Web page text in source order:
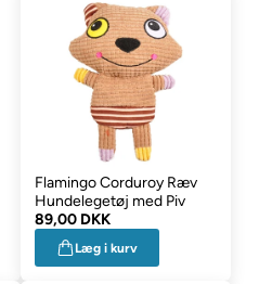
Flamingo Corduroy Ræv
Hundelegetøj med Piv
89,00 DKK
Læg i kurv